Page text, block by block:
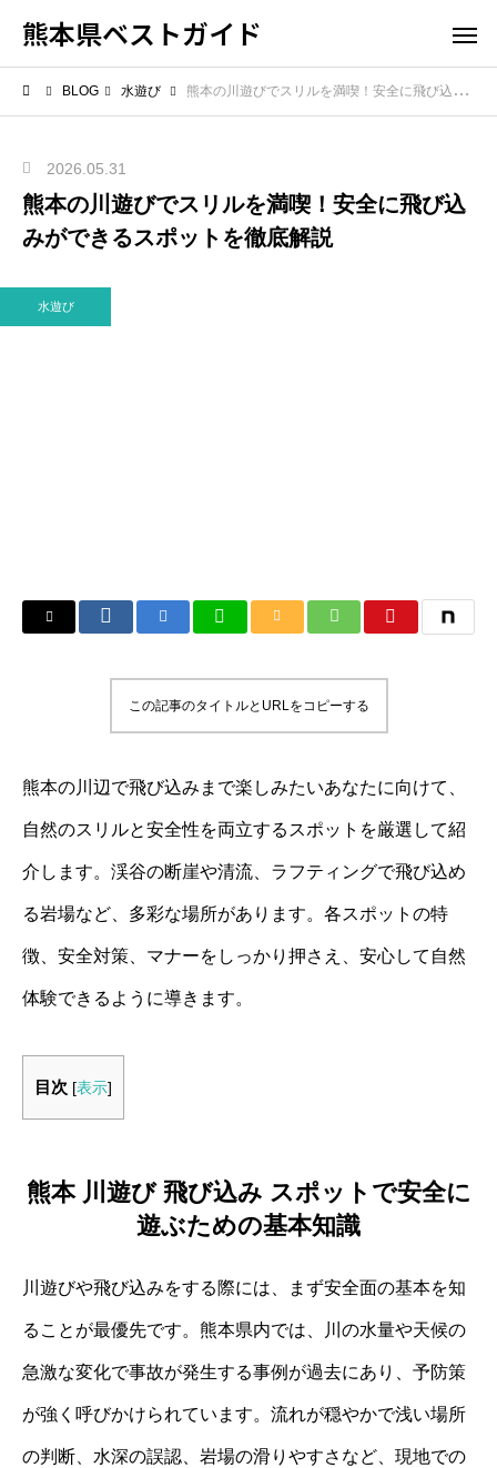
熊本県ベストガイド
BLOG 水遊び 熊本の川遊びでスリルを満喫！安全に飛び込みができるスポットを徹底解説
2026.05.31
熊本の川遊びでスリルを満喫！安全に飛び込
みができるスポットを徹底解説
水遊び
この記事のタイトルとURLをコピーする
熊本の川辺で飛び込みまで楽しみたいあなたに向けて、
自然のスリルと安全性を両立するスポットを厳選して紹
介します。渓谷の断崖や清流、ラフティングで飛び込め
る岩場など、多彩な場所があります。各スポットの特
徴、安全対策、マナーをしっかり押さえ、安心して自然
体験できるように導きます。
目次 [表示]
熊本 川遊び 飛び込み スポットで安全に
遊ぶための基本知識
川遊びや飛び込みをする際には、まず安全面の基本を知
ることが最優先です。熊本県内では、川の水量や天候の
急激な変化で事故が発生する事例が過去にあり、予防策
が強く呼びかけられています。流れが穏やかで浅い場所
の判断、水深の誤認、岩場の滑りやすさなど、現地での